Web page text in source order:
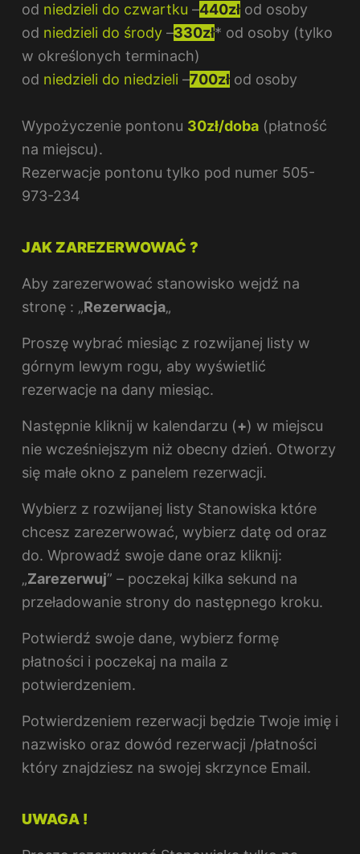
od niedzieli do czwartku –440złod osoby
od niedzieli do środy –330zł* od osoby (tylko
w określonych terminach)
od niedzieli do niedzieli –700złod osoby
Wypożyczenie pontonu 30zł/doba(płatność
na miejscu).
Rezerwacje pontonu tylko pod numer 505-
973-234
JAK ZAREZERWOWAĆ ?
Aby zarezerwować stanowisko wejdź na
stronę : „Rezerwacja„
Proszę wybrać miesiąc z rozwijanej listy w
górnym lewym rogu, aby wyświetlić
rezerwacje na dany miesiąc.
Następnie kliknij w kalendarzu (+) w miejscu
nie wcześniejszym niż obecny dzień. Otworzy
się małe okno z panelem rezerwacji.
Wybierz z rozwijanej listy Stanowiska które
chcesz zarezerwować, wybierz datę od oraz
do. Wprowadź swoje dane oraz kliknij:
„Zarezerwuj” – poczekaj kilka sekund na
przeładowanie strony do następnego kroku.
Potwierdź swoje dane, wybierz formę
płatności i poczekaj na maila z
potwierdzeniem.
Potwierdzeniem rezerwacji będzie Twoje imię i
nazwisko oraz dowód rezerwacji /płatności
który znajdziesz na swojej skrzynce Email.
UWAGA !